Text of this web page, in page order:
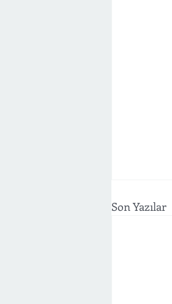
Son Yazılar